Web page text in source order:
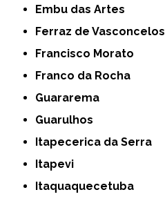
Embu das Artes
Ferraz de Vasconcelos
Francisco Morato
Franco da Rocha
Guararema
Guarulhos
Itapecerica da Serra
Itapevi
Itaquaquecetuba